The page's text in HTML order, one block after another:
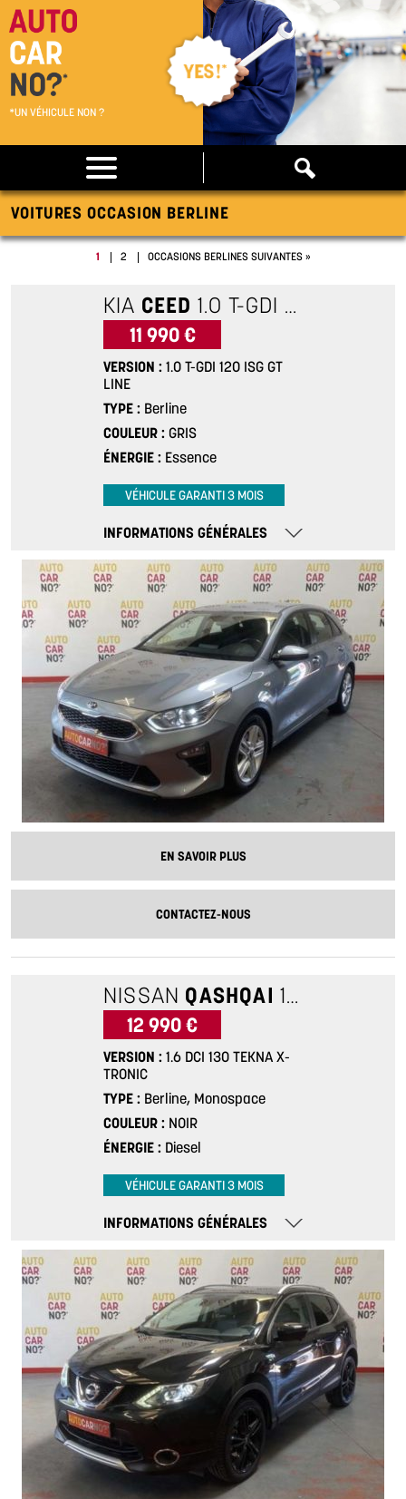
*UN VÉHICULE NON ?
VOITURES OCCASION BERLINE
1 2 OCCASIONS BERLINES SUIVANTES »
KIA CEED 1.0 T-GDI 120 ISG GT LINE
11 990 €
VERSION
1.0 T-GDI 120 ISG GT
LINE
TYPE
Berline
COULEUR
GRIS
ÉNERGIE
Essence
VÉHICULE GARANTI 3 MOIS
INFORMATIONS GÉNÉRALES
EN SAVOIR PLUS
CONTACTEZ-NOUS
NISSAN QASHQAI 1.6 DCI 130 TEKNA X-TRONIC
12 990 €
VERSION
1.6 DCI 130 TEKNA X-
TRONIC
TYPE
Berline, Monospace
COULEUR
NOIR
ÉNERGIE
Diesel
VÉHICULE GARANTI 3 MOIS
INFORMATIONS GÉNÉRALES